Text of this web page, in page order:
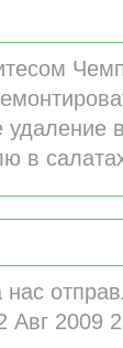
в
нас
Авг 2009